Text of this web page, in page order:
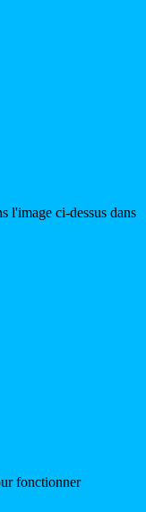
l'image ci-dessus dans
fonctionner